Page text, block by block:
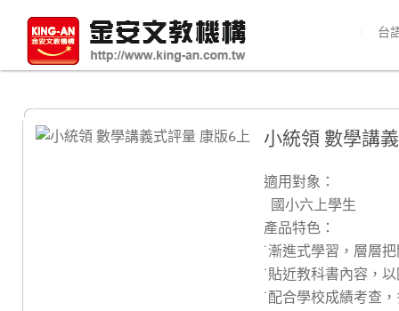
台
小統領 數學講
適用對象：
國小六上學生
產品特色：
˙漸進式學習，層層
˙貼近教科書內容，
˙配合學校成績考查